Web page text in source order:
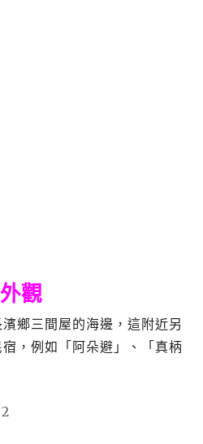
外觀
濱鄉三間屋的海邊，這附近另
，例如「阿朵避」、「真柄